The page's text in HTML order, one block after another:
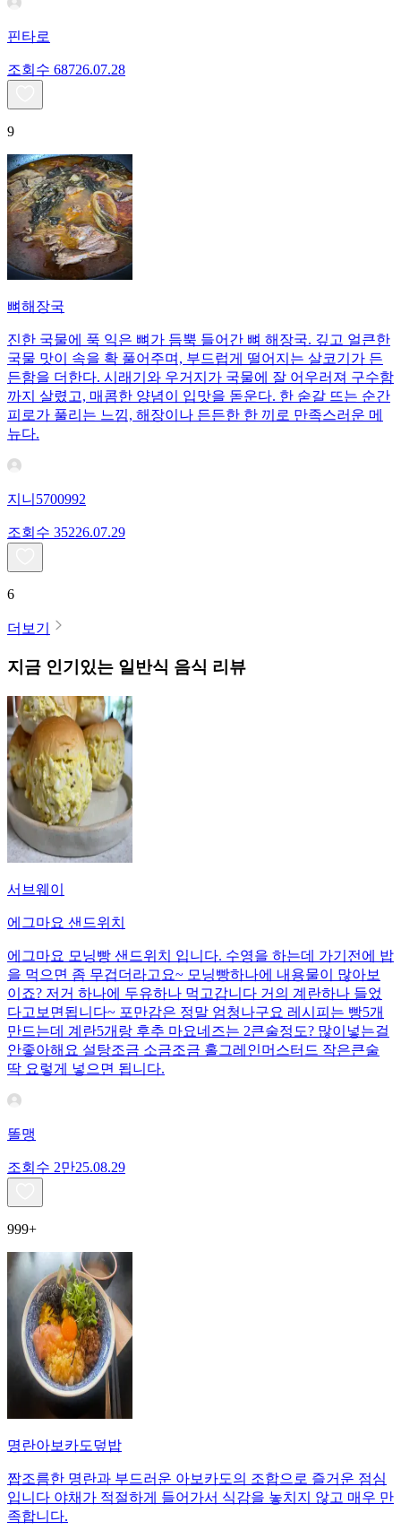
핀타로
조회수 68726.07.28
9
뼈해장국
진한 국물에 푹 익은 뼈가 듬뿍 들어간 뼈 해장국. 깊고 얼큰한
국물 맛이 속을 확 풀어주며, 부드럽게 떨어지는 살코기가 든
든함을 더한다. 시래기와 우거지가 국물에 잘 어우러져 구수함
까지 살렸고, 매콤한 양념이 입맛을 돋운다. 한 숟갈 뜨는 순간
피로가 풀리는 느낌, 해장이나 든든한 한 끼로 만족스러운 메
뉴다.
지니5700992
조회수 35226.07.29
6
더보기
지금 인기있는 일반식 음식 리뷰
서브웨이
에그마요 샌드위치
에그마요 모닝빵 샌드위치 입니다. 수영을 하는데 가기전에 밥
을 먹으면 좀 무겁더라고요~ 모닝빵하나에 내용물이 많아보
이죠? 저거 하나에 두유하나 먹고갑니다 거의 계란하나 들었
다고보면됩니다~ 포만감은 정말 엄청나구요 레시피는 빵5개
만드는데 계란5개랑 후추 마요네즈는 2큰술정도? 많이넣는걸
안좋아해요 설탕조금 소금조금 홀그레인머스터드 작은큰술
딱 요렇게 넣으면 됩니다.
똘맹
조회수 2만25.08.29
999+
명란아보카도덮밥
짭조름한 명란과 부드러운 아보카도의 조합으로 즐거운 점심
입니다 야채가 적절하게 들어가서 식감을 놓치지 않고 매우 만
족합니다.